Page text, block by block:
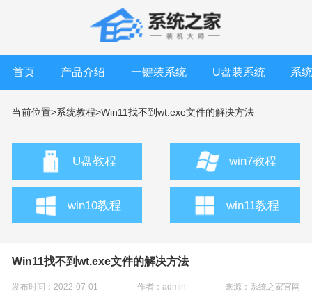
首页 产品介绍 一键装系统 U盘装系统 系
当前位置>系统教程>Win11找不到wt.exe文件的解决方法
U盘教程 win7教程
win10教程 win11教程
Win11找不到wt.exe文件的解决方法
发布时间：2022-07-01 作者：admin 来源： 系统之家官网